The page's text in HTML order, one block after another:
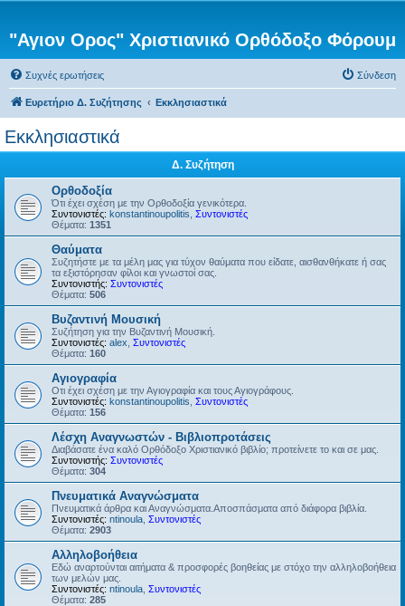
"Αγιον Ορος" Χριστιανικό Ορθόδοξο Φόρουμ
Συχνές ερωτήσεις Σύνδεση
Ευρετήριο Δ. Συζήτησης Εκκλησιαστικά
Εκκλησιαστικά
Δ. Συζήτηση
Ορθοδοξία
Ότι έχει σχέση με την Ορθοδοξία γενικότερα.
Συντονιστές: konstantinoupolitis Συντονιστές
Θέματα: 1351
Θαύματα
Συζητήστε με τα μέλη μας για τύχον θαύματα που είδατε, αισθανθήκατε ή σας
τα εξιστόρησαν φίλοι και γνωστοί σας.
Συντονιστής: Συντονιστές
Θέματα: 506
Βυζαντινή Μουσική
Συζήτηση για την Βυζαντινή Μουσική.
Συντονιστές: alex Συντονιστές
Θέματα: 160
Αγιογραφία
Οτι έχει σχέση με την Αγιογραφία και τους Αγιογράφους.
Συντονιστές: konstantinoupolitis Συντονιστές
Θέματα: 156
Λέσχη Αναγνωστών - Βιβλιοπροτάσεις
Διαβάσατε ένα καλό Ορθόδοξο Χριστιανικό βιβλίο; προτείνετε το και σε μας.
Συντονιστής: Συντονιστές
Θέματα: 304
Πνευματικά Αναγνώσματα
Πνευματικά άρθρα και Αναγνώσματα.Αποσπάσματα από διάφορα βιβλία.
Συντονιστές: ntinoula Συντονιστές
Θέματα: 2903
Αλληλοβοήθεια
Εδώ αναρτούνται αιτήματα & προσφορές βοηθείας με στόχο την αλληλοβοήθεια
των μελών μας.
Συντονιστές: ntinoula Συντονιστές
Θέματα: 285